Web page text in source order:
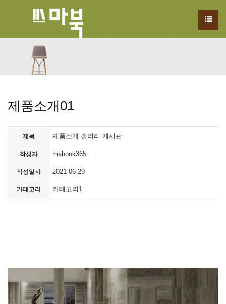
제품소개01
제목 제품소개 갤러리 게시판
작성자 mabook365
작성일자 2021-06-29
카테고리 카테고리1